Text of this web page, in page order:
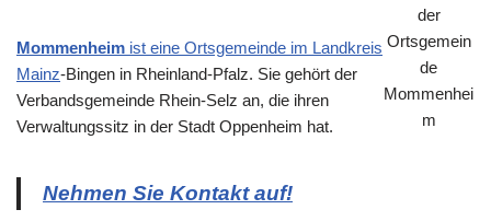
Mommenheim ist eine Ortsgemeinde im Landkreis
Mainz-Bingen in Rheinland-Pfalz. Sie gehört der
Verbandsgemeinde Rhein-Selz an, die ihren
Verwaltungssitz in der Stadt Oppenheim hat.
Nehmen Sie Kontakt auf!